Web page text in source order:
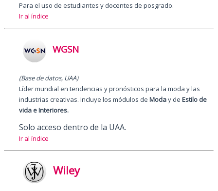
Para el uso de estudiantes y docentes de posgrado.
Ir al índice
WGSN
(Base de datos, UAA)
Líder mundial en tendencias y pronósticos para la moda y las
industrias creativas. Incluye los módulos deModay deEstilo de
vida e Interiores.
Solo acceso dentro de la UAA.
Ir al índice
Wiley